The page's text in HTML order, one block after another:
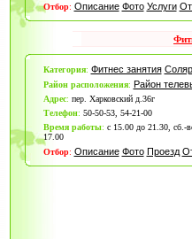
Отбор: Описание Фото Услуги
Категория: Фитнес занятия
Район расположения: Район
Адрес: пер. Харковский д.36г
Телефон: 50-50-53, 54-21-00
Время работы: с 15.00 до 21.30, сб.-
17.00
Отбор: Описание Фото Проезд